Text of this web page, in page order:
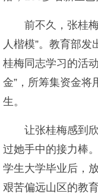
前不久，张桂
人楷模”。教育部
桂梅同志学习的活
金”，所筹集资金将
生。
让张桂梅感到
过她手中的接力棒
学生大学毕业后，
艰苦偏远山区的教育